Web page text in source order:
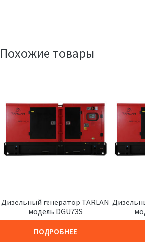
Похожие товары
Дизельный генератор TARLAN
модель DGU73S
ПОДРОБНЕЕ